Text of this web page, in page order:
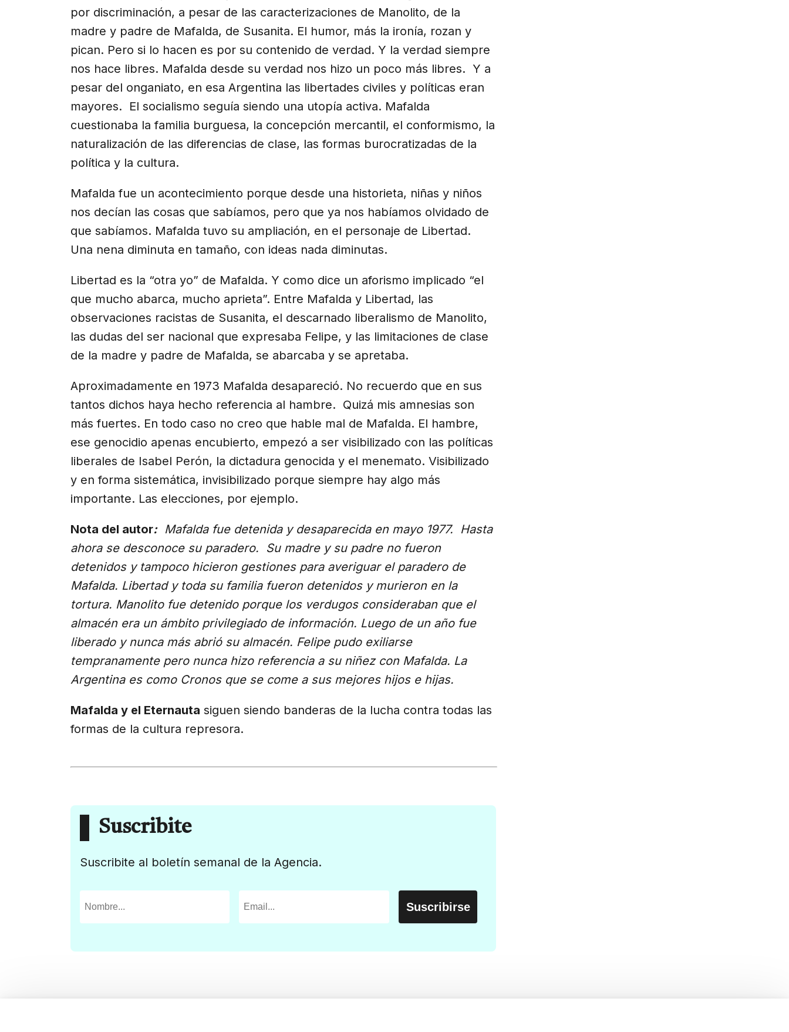
por discriminación, a pesar de las caracterizaciones de Manolito, de la
madre y padre de Mafalda, de Susanita. El humor, más la ironía, rozan y
pican. Pero si lo hacen es por su contenido de verdad. Y la verdad siempre
nos hace libres. Mafalda desde su verdad nos hizo un poco más libres. Y a
pesar del onganiato, en esa Argentina las libertades civiles y políticas eran
mayores. El socialismo seguía siendo una utopía activa. Mafalda
cuestionaba la familia burguesa, la concepción mercantil, el conformismo, la
naturalización de las diferencias de clase, las formas burocratizadas de la
política y la cultura.
Mafalda fue un acontecimiento porque desde una historieta, niñas y niños
nos decían las cosas que sabíamos, pero que ya nos habíamos olvidado de
que sabíamos. Mafalda tuvo su ampliación, en el personaje de Libertad.
Una nena diminuta en tamaño, con ideas nada diminutas.
Libertad es la “otra yo” de Mafalda. Y como dice un aforismo implicado “el
que mucho abarca, mucho aprieta”. Entre Mafalda y Libertad, las
observaciones racistas de Susanita, el descarnado liberalismo de Manolito,
las dudas del ser nacional que expresaba Felipe, y las limitaciones de clase
de la madre y padre de Mafalda, se abarcaba y se apretaba.
Aproximadamente en 1973 Mafalda desapareció. No recuerdo que en sus
tantos dichos haya hecho referencia al hambre. Quizá mis amnesias son
más fuertes. En todo caso no creo que hable mal de Mafalda. El hambre,
ese genocidio apenas encubierto, empezó a ser visibilizado con las políticas
liberales de Isabel Perón, la dictadura genocida y el menemato. Visibilizado
y en forma sistemática, invisibilizado porque siempre hay algo más
importante. Las elecciones, por ejemplo.
Nota del autor:Mafalda fue detenida y desaparecida en mayo 1977. Hasta
ahora se desconoce su paradero. Su madre y su padre no fueron
detenidos y tampoco hicieron gestiones para averiguar el paradero de
Mafalda. Libertad y toda su familia fueron detenidos y murieron en la
tortura. Manolito fue detenido porque los verdugos consideraban que el
almacén era un ámbito privilegiado de información. Luego de un año fue
liberado y nunca más abrió su almacén. Felipe pudo exiliarse
tempranamente pero nunca hizo referencia a su niñez con Mafalda. La
Argentina es como Cronos que se come a sus mejores hijos e hijas.
Mafalda y el Eternauta siguen siendo banderas de la lucha contra todas las
formas de la cultura represora.
Suscribite
Suscribite al boletín semanal de la Agencia.